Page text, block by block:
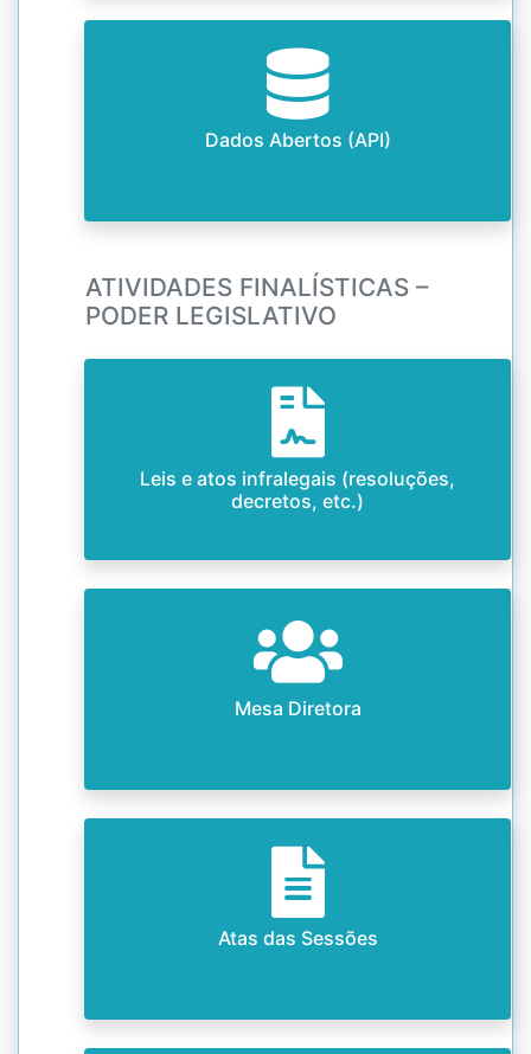
Dados Abertos (API)
ATIVIDADES FINALÍSTICAS –
PODER LEGISLATIVO
Leis e atos infralegais (resoluções,
decretos, etc.)
Mesa Diretora
Atas das Sessões